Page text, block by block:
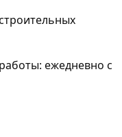
ежедневно с